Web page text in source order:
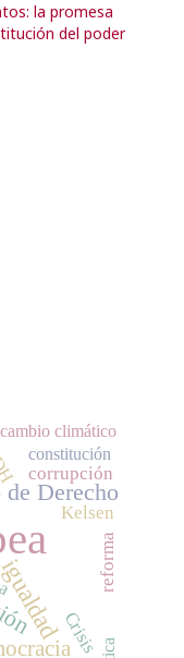
la promesa
del poder
de Derecho
Crisis
reforma
corrupción
Kelsen
constitución
cambio climático